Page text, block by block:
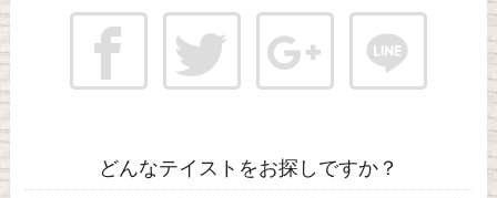
どんなテイストをお探しですか？